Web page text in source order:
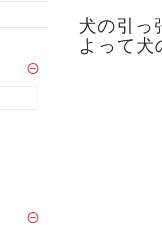
犬の引っ
よって犬